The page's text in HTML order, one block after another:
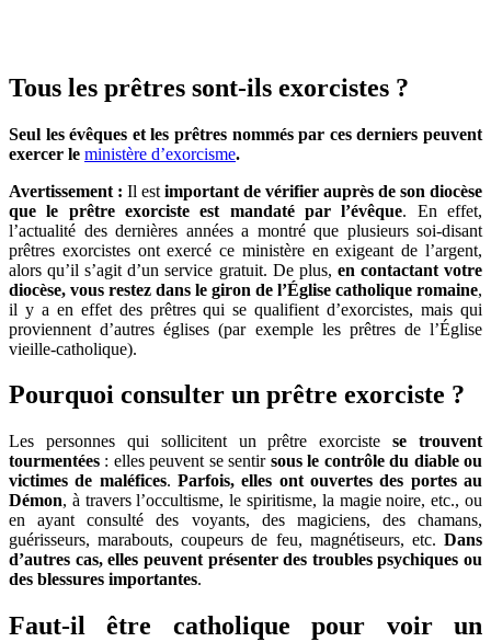
Tous les prêtres sont-ils exorcistes ?
Seul les évêques et les prêtres nommés par ces derniers peuvent
exercer le ministère d’exorcisme.
Avertissement : Il est important de vérifier auprès de son diocèse
que le prêtre exorciste est mandaté par l’évêque. En effet,
l’actualité des dernières années a montré que plusieurs soi-disant
prêtres exorcistes ont exercé ce ministère en exigeant de l’argent,
alors qu’il s’agit d’unservice gratuit. De plus, en contactant votre
diocèse, vous restez dans le giron de l’Église catholique romaine,
il y a en effet des prêtres qui se qualifient d’exorcistes, mais qui
proviennent d’autres églises (par exemple les prêtres de l’Église
vieille-catholique).
Pourquoi consulter un prêtre exorciste ?
Les personnes qui sollicitent un prêtre exorciste se trouvent
tourmentées : elles peuvent se sentir sous le contrôle du diable ou
victimes de maléfices.Parfois, elles ont ouvertes des portes au
Démon, à travers l’occultisme, le spiritisme, la magie noire, etc., ou
en ayant consulté des voyants, des magiciens, des chamans,
guérisseurs, marabouts, coupeurs de feu, magnétiseurs, etc. Dans
d’autres cas, elles peuvent présenter des troubles psychiques ou
des blessures importantes.
Faut-il être catholique pour voir un